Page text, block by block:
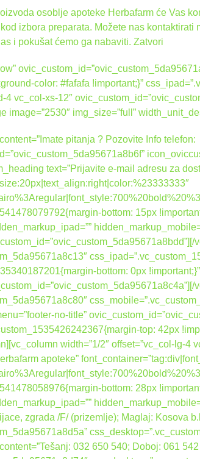
osoblje apoteke Herbafarm će Vas
izbora preparata. Možete nas
i pokušat ćemo ga nabaviti. Zatvori
color: #fafafa !important;}”
4 vc_col-xs-12″
image=”2530″ img_size=”full”
pitanja ? Pozovite Info telefon:
text=”Prijavite e-mail adresu za
bottom: 15px
bottom: 0px
no-title”
top: 42px
width=”1/2″ offset=”vc_col-lg-
apoteke”
bottom: 28px
zgrada /F/ (prizemlje); Maglaj: Kosova
032 650 540; Doboj: 061